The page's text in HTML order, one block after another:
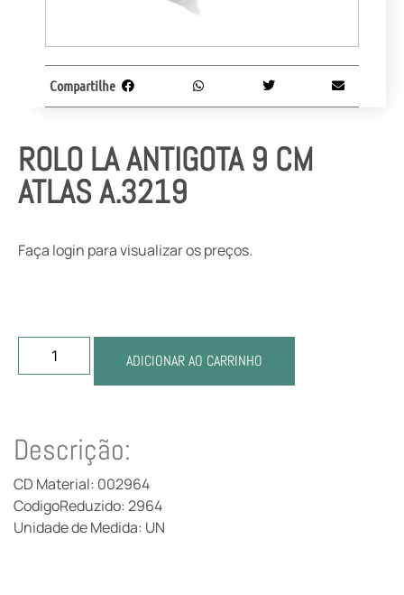
ROLO LA ANTIGOTA 9 CM
ATLAS A.3219
Faça login para visualizar os preços.
ADICIONAR AO CARRINHO
Compartilhe
Descrição:
CD Material: 002964
CodigoReduzido: 2964
Unidade de Medida: UN